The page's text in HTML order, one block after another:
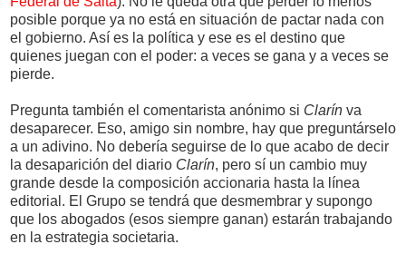
posible porque ya no está en situación de pactar nada con
el gobierno. Así es la política y ese es el destino que
quienes juegan con el poder: a veces se gana y a veces se
pierde.
Pregunta también el comentarista anónimo si Clarín va
desaparecer. Eso, amigo sin nombre, hay que preguntárselo
a un adivino. No debería seguirse de lo que acabo de decir
la desaparición del diario Clarín, pero sí un cambio muy
grande desde la composición accionaria hasta la línea
editorial. El Grupo se tendrá que desmembrar y supongo
que los abogados (esos siempre ganan) estarán trabajando
en la estrategia societaria.